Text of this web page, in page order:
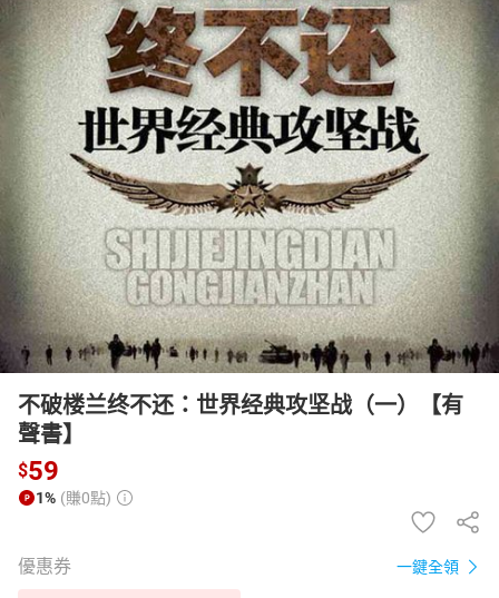
居家生活 3C家電 運動休閒 親子玩具
女裝 男裝 化妝保養 情趣用品
日本購物 電子/紙本書
HOT
不破楼兰终不还：世界经典攻坚战（一）【有
聲書】
$59
1% (賺0點)
優惠券 一鍵全領